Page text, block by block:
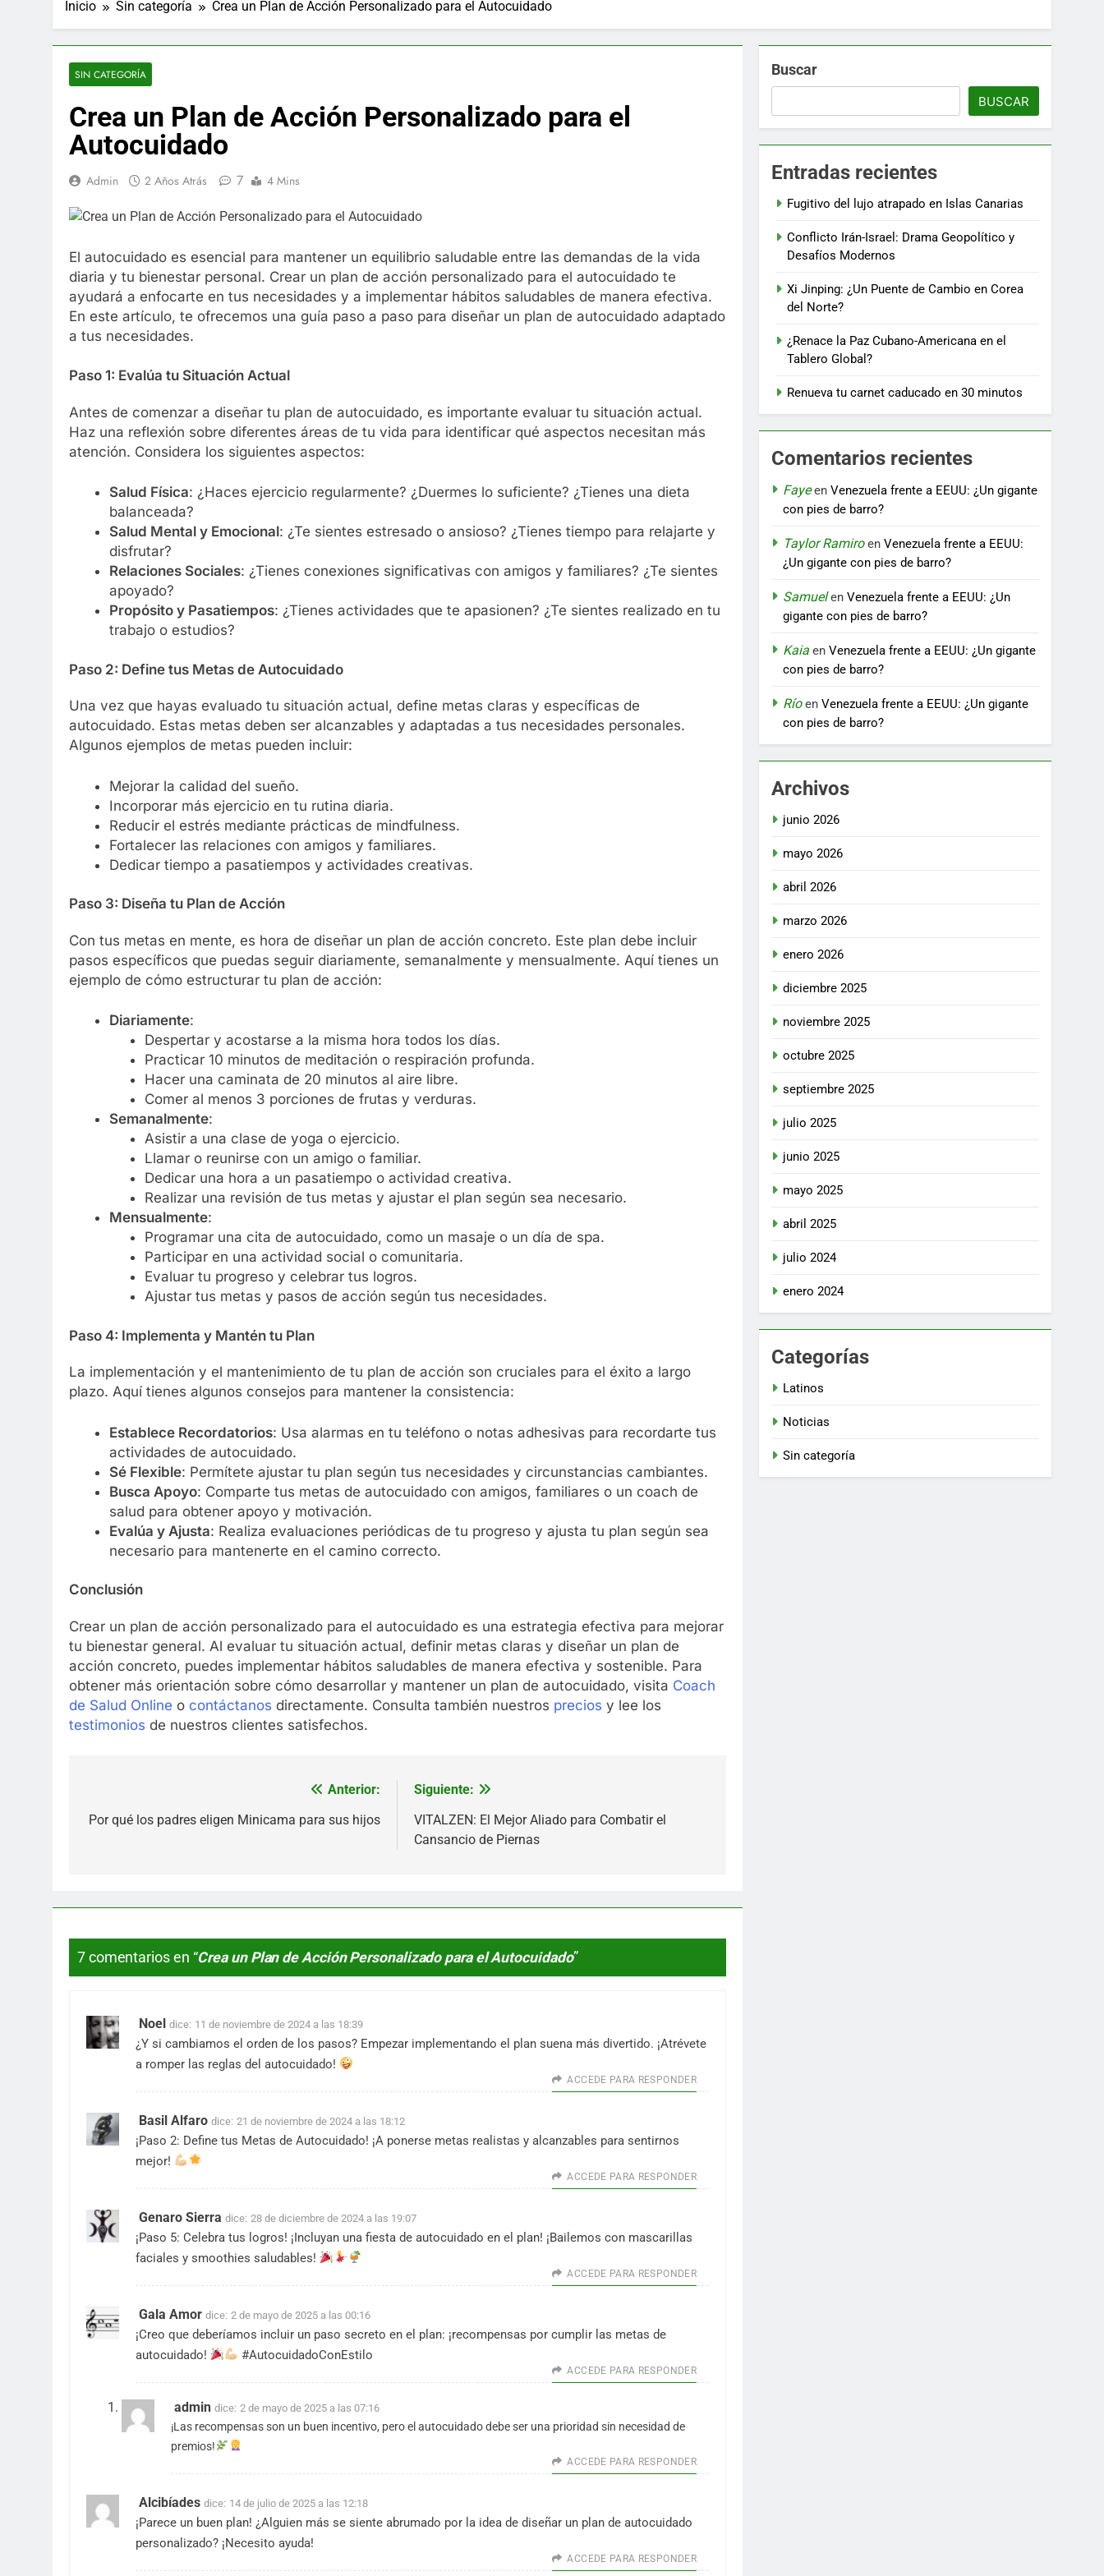
Inicio Sin categoría Crea un Plan de Acción Personalizado para el Autocuidado
SIN CATEGORÍA
Crea un Plan de Acción Personalizado para el
Autocuidado
Admin 2 Años Atrás 7 4 Mins
El autocuidado es esencial para mantener un equilibrio saludable entre las demandas de la vida
diaria y tu bienestar personal. Crear un plan de acción personalizado para el autocuidado te
ayudará a enfocarte en tus necesidades y a implementar hábitos saludables de manera efectiva.
En este artículo, te ofrecemos una guía paso a paso para diseñar un plan de autocuidado adaptado
a tus necesidades.
Paso 1: Evalúa tu Situación Actual
Antes de comenzar a diseñar tu plan de autocuidado, es importante evaluar tu situación actual.
Haz una reflexión sobre diferentes áreas de tu vida para identificar qué aspectos necesitan más
atención. Considera los siguientes aspectos:
Salud Física: ¿Haces ejercicio regularmente? ¿Duermes lo suficiente? ¿Tienes una dieta
balanceada?
Salud Mental y Emocional: ¿Te sientes estresado o ansioso? ¿Tienes tiempo para relajarte y
disfrutar?
Relaciones Sociales: ¿Tienes conexiones significativas con amigos y familiares? ¿Te sientes
apoyado?
Propósito y Pasatiempos: ¿Tienes actividades que te apasionen? ¿Te sientes realizado en tu
trabajo o estudios?
Paso 2: Define tus Metas de Autocuidado
Una vez que hayas evaluado tu situación actual, define metas claras y específicas de
autocuidado. Estas metas deben ser alcanzables y adaptadas a tus necesidades personales.
Algunos ejemplos de metas pueden incluir:
Mejorar la calidad del sueño.
Incorporar más ejercicio en tu rutina diaria.
Reducir el estrés mediante prácticas de mindfulness.
Fortalecer las relaciones con amigos y familiares.
Dedicar tiempo a pasatiempos y actividades creativas.
Paso 3: Diseña tu Plan de Acción
Con tus metas en mente, es hora de diseñar un plan de acción concreto. Este plan debe incluir
pasos específicos que puedas seguir diariamente, semanalmente y mensualmente. Aquí tienes un
ejemplo de cómo estructurar tu plan de acción:
Diariamente:
Despertar y acostarse a la misma hora todos los días.
Practicar 10 minutos de meditación o respiración profunda.
Hacer una caminata de 20 minutos al aire libre.
Comer al menos 3 porciones de frutas y verduras.
Semanalmente:
Asistir a una clase de yoga o ejercicio.
Llamar o reunirse con un amigo o familiar.
Dedicar una hora a un pasatiempo o actividad creativa.
Realizar una revisión de tus metas y ajustar el plan según sea necesario.
Mensualmente:
Programar una cita de autocuidado, como un masaje o un día de spa.
Participar en una actividad social o comunitaria.
Evaluar tu progreso y celebrar tus logros.
Ajustar tus metas y pasos de acción según tus necesidades.
Paso 4: Implementa y Mantén tu Plan
La implementación y el mantenimiento de tu plan de acción son cruciales para el éxito a largo
plazo. Aquí tienes algunos consejos para mantener la consistencia:
Establece Recordatorios: Usa alarmas en tu teléfono o notas adhesivas para recordarte tus
actividades de autocuidado.
Sé Flexible: Permítete ajustar tu plan según tus necesidades y circunstancias cambiantes.
Busca Apoyo: Comparte tus metas de autocuidado con amigos, familiares o un coach de
salud para obtener apoyo y motivación.
Evalúa y Ajusta: Realiza evaluaciones periódicas de tu progreso y ajusta tu plan según sea
necesario para mantenerte en el camino correcto.
Conclusión
Crear un plan de acción personalizado para el autocuidado es una estrategia efectiva para mejorar
tu bienestar general. Al evaluar tu situación actual, definir metas claras y diseñar un plan de
acción concreto, puedes implementar hábitos saludables de manera efectiva y sostenible. Para
obtener más orientación sobre cómo desarrollar y mantener un plan de autocuidado, visita Coach
de Salud Online o contáctanos directamente. Consulta también nuestros precios y lee los
testimonios de nuestros clientes satisfechos.
de
Anterior:
Por qué los padres eligen Minicama para sus hijos
Siguiente:
VITALZEN: El Mejor Aliado para Combatir el
Cansancio de Piernas
7 comentarios en “Crea un Plan de Acción Personalizado para el Autocuidado”
Noel dice: 11 de noviembre de 2024 a las 18:39
¿Y si cambiamos el orden de los pasos? Empezar implementando el plan suena más divertido. ¡Atrévete
a romper las reglas del autocuidado!
ACCEDE PARA RESPONDER
Basil Alfaro dice: 21 de noviembre de 2024 a las 18:12
¡Paso 2: Define tus Metas de Autocuidado! ¡A ponerse metas realistas y alcanzables para sentirnos
mejor!
ACCEDE PARA RESPONDER
Genaro Sierra dice: 28 de diciembre de 2024 a las 19:07
¡Paso 5: Celebra tus logros! ¡Incluyan una fiesta de autocuidado en el plan! ¡Bailemos con mascarillas
faciales y smoothies saludables!
ACCEDE PARA RESPONDER
Gala Amor dice: 2 de mayo de 2025 a las 00:16
¡Creo que deberíamos incluir un paso secreto en el plan: ¡recompensas por cumplir las metas de
autocuidado!
#AutocuidadoConEstilo
ACCEDE PARA RESPONDER
admin dice: 2 de mayo de 2025 a las 07:16
¡Las recompensas son un buen incentivo, pero el autocuidado debe ser una prioridad sin necesidad de
premios!
ACCEDE PARA RESPONDER
Alcibíades dice: 14 de julio de 2025 a las 12:18
¡Parece un buen plan! ¿Alguien más se siente abrumado por la idea de diseñar un plan de autocuidado
personalizado? ¡Necesito ayuda!
ACCEDE PARA RESPONDER
Buscar
BUSCAR
Entradas recientes
Fugitivo del lujo atrapado en Islas Canarias
Conflicto Irán-Israel: Drama Geopolítico y
Desafíos Modernos
Xi Jinping: ¿Un Puente de Cambio en Corea
del Norte?
¿Renace la Paz Cubano-Americana en el
Tablero Global?
Renueva tu carnet caducado en 30 minutos
Comentarios recientes
Fayeen Venezuela frente a EEUU: ¿Un gigante
con pies de barro?
Taylor Ramiroen Venezuela frente a EEUU:
¿Un gigante con pies de barro?
Samuelen Venezuela frente a EEUU: ¿Un
gigante con pies de barro?
Kaia en Venezuela frente a EEUU: ¿Un gigante
con pies de barro?
Ríoen Venezuela frente a EEUU: ¿Un gigante
con pies de barro?
Archivos
junio 2026
mayo 2026
abril 2026
marzo 2026
enero 2026
diciembre 2025
noviembre 2025
octubre 2025
septiembre 2025
julio 2025
junio 2025
mayo 2025
abril 2025
julio 2024
enero 2024
Categorías
Latinos
Noticias
Sin categoría